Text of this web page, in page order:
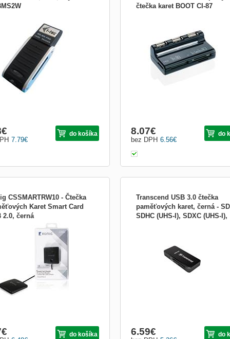
2.0 čítačky i-Tec sú ideálne pre
dát z pamäťových kariet do PC či
Tieto USB čítačky umožňujú
dáta rýchlosťou až 480 Mb/s.
ľahko sa inštalujú a majú jednoduchú
Technická špecifikácia Podpora
- MS, MS
7.79€
€ do košíka
čtečka karet BOOT CI-87
kariet - externý; Prevedenie:Externé
6.56€
bez DPH
8.07€ do
CSSMARTRW10 - Čtečka
Karet Smart Card
2.0, černá
jen vložit čipovou kartu do čtečky,
je kompatibilní s širokou řadou
karet, a použít ji pro rychlou
identifikaci. Vaše osobní údaje se
objeví na obrazovce, takže je
zadávat ručně. Můžete také
€ do košíka
Transcend USB 3.0 čtečka
paměťových karet, černá -
SDHC (UHS-I), SDXC (UHS-I),
6.59€ do